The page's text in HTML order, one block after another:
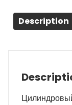
quantity
Description